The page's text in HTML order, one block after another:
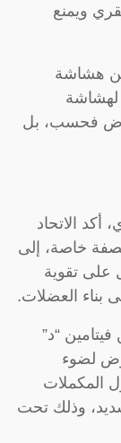
ويمنع
هشاشة
لهشاشة
‫فحسب، بل
أكد الاتحاد
خاصة، إلى
على تقوية
بناء العضلات.
“د”
لضوء
‫المكملات
وذلك تحت